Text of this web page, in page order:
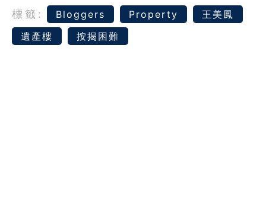
標籤: Bloggers Property
王美鳳
遺產樓
按揭困難